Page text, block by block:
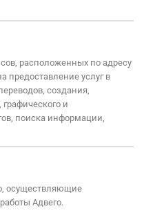
расположенных по адресу
предоставление услуг в
создания,
графического и
поиска информации,
осуществляющие
Адвего.